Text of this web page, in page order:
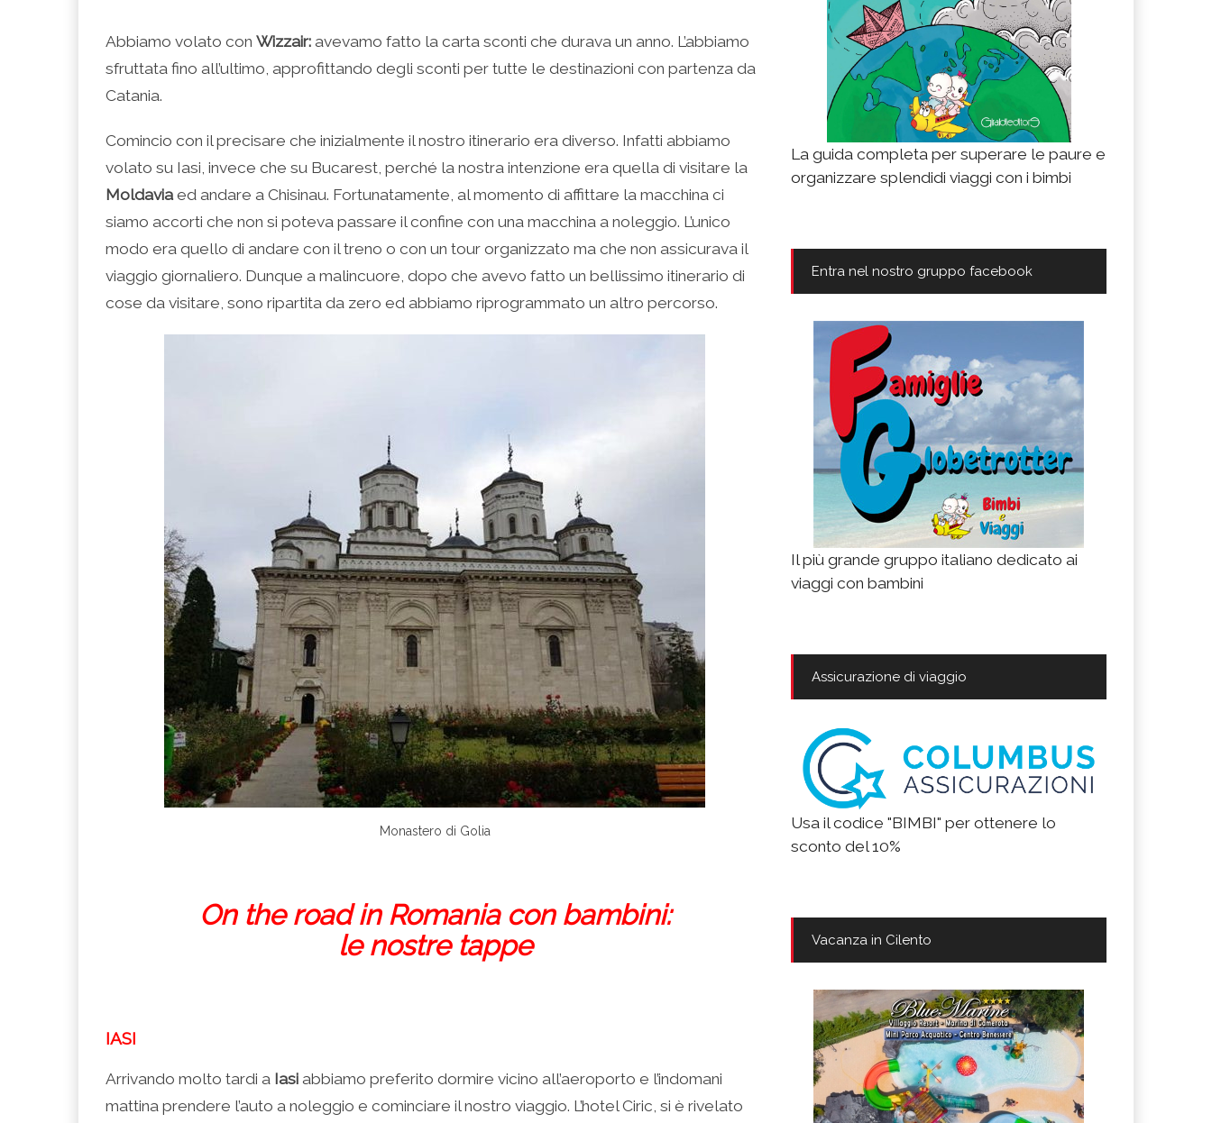
Abbiamo volato con Wizzair: avevamo fatto la carta sconti che durava un anno. L’abbiamo
sfruttata fino all’ultimo, approfittando degli sconti per tutte le destinazioni con partenza da
Catania.
Comincio con il precisare che inizialmente il nostro itinerario era diverso. Infatti abbiamo
volato su Iasi, invece che su Bucarest, perché la nostra intenzione era quella di visitare la
Moldaviaed andare a Chisinau. Fortunatamente, al momento di affittare la macchina ci
siamo accorti che non si poteva passare il confine con una macchina a noleggio. L’unico
modo era quello di andare con il treno o con un tour organizzato ma che non assicurava il
viaggio giornaliero. Dunque a malincuore, dopo che avevo fatto un bellissimo itinerario di
cose da visitare, sono ripartita da zero ed abbiamo riprogrammato un altro percorso.
Monastero di Golia
On the road in Romania con bambini:
le nostre tappe
IASI
Arrivando molto tardi a Iasi abbiamo preferito dormire vicino all’aeroporto e l’indomani
mattina prendere l’auto a noleggio e cominciare il nostro viaggio. L’hotel Ciric, si è rivelato
La guida completa per superare le paure e
organizzare splendidi viaggi con i bimbi
Entra nel nostro gruppo facebook
Il più grande gruppo italiano dedicato ai
viaggi con bambini
Assicurazione di viaggio
Usa il codice "BIMBI" per ottenere lo
sconto del 10%
Vacanza in Cilento